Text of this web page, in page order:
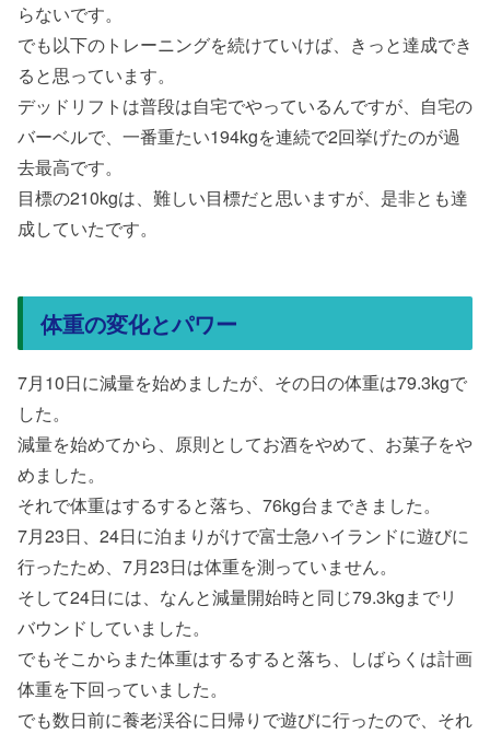
らないです。
でも以下のトレーニングを続けていけば、きっと達成でき
ると思っています。
デッドリフトは普段は自宅でやっているんですが、自宅の
バーベルで、一番重たい194kgを連続で2回挙げたのが過
去最高です。
目標の210kgは、難しい目標だと思いますが、是非とも達
成していたです。
体重の変化とパワー
7月10日に減量を始めましたが、その日の体重は79.3kgで
した。
減量を始めてから、原則としてお酒をやめて、お菓子をや
めました。
それで体重はするすると落ち、76kg台まできました。
7月23日、24日に泊まりがけで富士急ハイランドに遊びに
行ったため、7月23日は体重を測っていません。
そして24日には、なんと減量開始時と同じ79.3kgまでリ
バウンドしていました。
でもそこからまた体重はするすると落ち、しばらくは計画
体重を下回っていました。
でも数日前に養老渓谷に日帰りで遊びに行ったので、それ